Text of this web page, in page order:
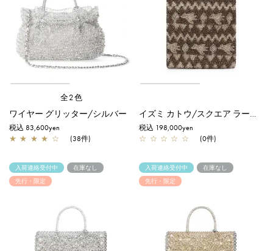
全2色
ワイヤー グリッター/シルバー
税込 83,600yen
★ ★ ★ ★ ☆ (38件)
イズミ カトウ/スクエア ラージ/ダック/エナメルファンゴカーキ
税込 198,000yen
☆ ☆ ☆ ☆ ☆ (0件)
入荷連絡受付中
在庫なし
先行・限定
入荷連絡受付中
在庫なし
先行・限定